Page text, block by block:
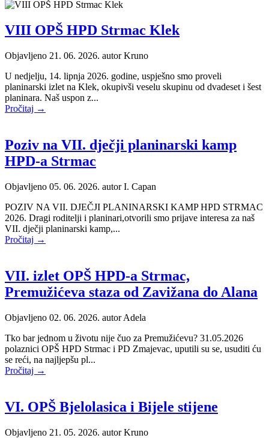
VIII OPŠ HPD Strmac Klek
Objavljeno 21. 06. 2026. autorKruno
U nedjelju, 14. lipnja 2026. godine, uspješno smo proveli
planinarski izlet na Klek, okupivši veselu skupinu od dvadeset i šest
planinara. Naš uspon z...
Pročitaj →
Poziv na VII. dječji planinarski kamp
HPD-a Strmac
Objavljeno 05. 06. 2026. autorI. Capan
POZIV NA VII. DJEČJI PLANINARSKI KAMP HPD STRMAC
2026. Dragi roditelji i planinari,otvorili smo prijave interesa za naš
VII. dječji planinarski kamp,...
Pročitaj →
VII. izlet OPŠ HPD-a Strmac,
Premužićeva staza od Zavižana do Alana
Objavljeno 02. 06. 2026. autorAdela
Tko bar jednom u životu nije čuo za Premužićevu? 31.05.2026
polaznici OPŠ HPD Strmac i PD Zmajevac, uputili su se, usuditi ću
se reći, na najljepšu pl...
Pročitaj →
VI. OPŠ Bjelolasica i Bijele stijene
Objavljeno 21. 05. 2026. autorKruno